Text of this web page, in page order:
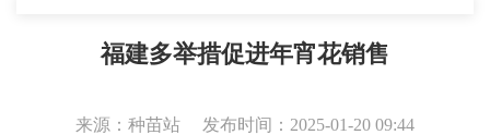
福建多举措促进年宵花销售
来源：种苗站 发布时间：2025-01-20 09:44